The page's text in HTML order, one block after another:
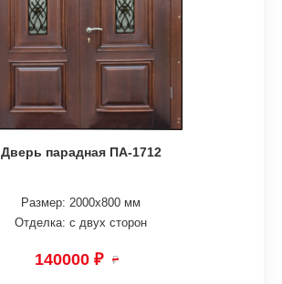
Дверь парадная ПА-1712
Размер: 2000х800 мм
Отделка: с двух сторон
140000 ₽ ₽